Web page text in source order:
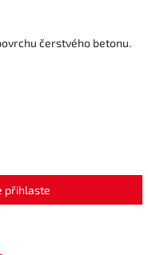
čerstvého betonu.